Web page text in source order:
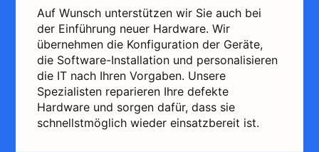
Auf Wunsch unterstützen wir Sie auch bei
der Einführung neuer Hardware. Wir
übernehmen die Konfiguration der Geräte,
die Software-Installation und personalisieren
die IT nach Ihren Vorgaben. Unsere
Spezialisten reparieren Ihre defekte
Hardware und sorgen dafür, dass sie
schnellstmöglich wieder einsatzbereit ist.